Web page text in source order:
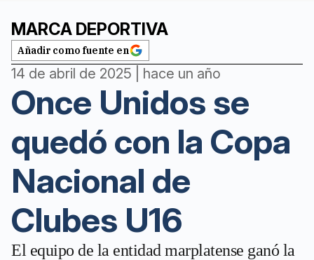
MARCA DEPORTIVA
Añadir como fuente en
14 de abril de 2025 | hace un año
Once Unidos se
quedó con la Copa
Nacional de
Clubes U16
El equipo de la entidad marplatense ganó la